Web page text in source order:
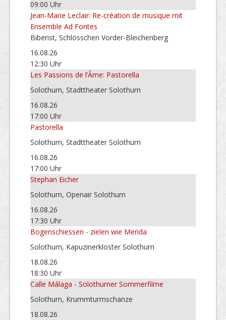
09:00 Uhr
Jean-Marie Leclair: Re-création de musique mit
Ensemble Ad Fontes
Biberist, Schlösschen Vorder-Bleichenberg
16.08.26
12:30 Uhr
Les Passions de l’Âme: Pastorella
Solothurn, Stadttheater Solothurn
16.08.26
17:00 Uhr
Pastorella
Solothurn, Stadttheater Solothurn
16.08.26
17:00 Uhr
Stephan Eicher
Solothurn, Openair Solothurn
16.08.26
17:30 Uhr
Bogenschiessen - zielen wie Merida
Solothurn, Kapuzinerkloster Solothurn
18.08.26
18:30 Uhr
Calle Málaga - Solothurner Sommerfilme
Solothurn, Krummturmschanze
18.08.26